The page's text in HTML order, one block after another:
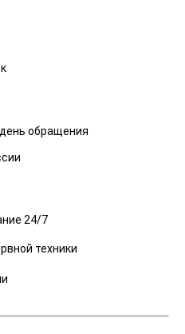
обращения
24/7
техники